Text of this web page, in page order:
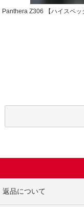
Panthera Z306 【ハイスペ
返品について